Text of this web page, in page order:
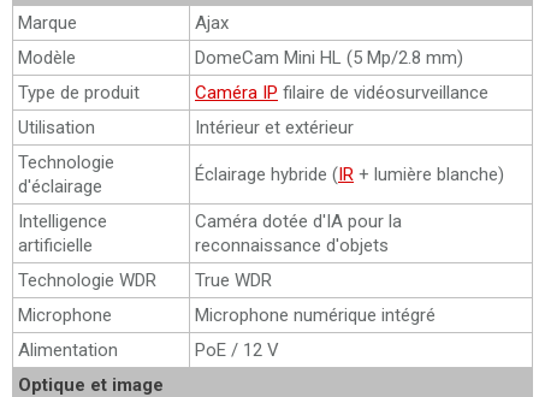
Marque
Ajax
Modèle
DomeCam Mini HL (5 Mp/2.8 mm)
Type de produit
Caméra IP filaire de vidéosurveillance
Utilisation
Intérieur et extérieur
Technologie
d'éclairage
Éclairage hybride (IR + lumière blanche)
Intelligence
artificielle
Caméra dotée d'IA pour la
reconnaissance d'objets
Technologie WDR
True WDR
Microphone
Microphone numérique intégré
Alimentation
PoE / 12 V
Optique et image